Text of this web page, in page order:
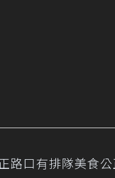
路口有排隊美食